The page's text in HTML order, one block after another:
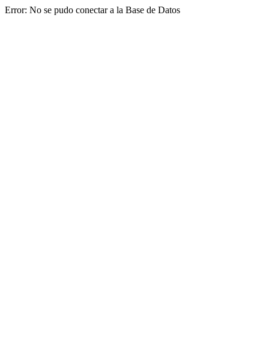
Error: No se pudo conectar a la Base de Datos